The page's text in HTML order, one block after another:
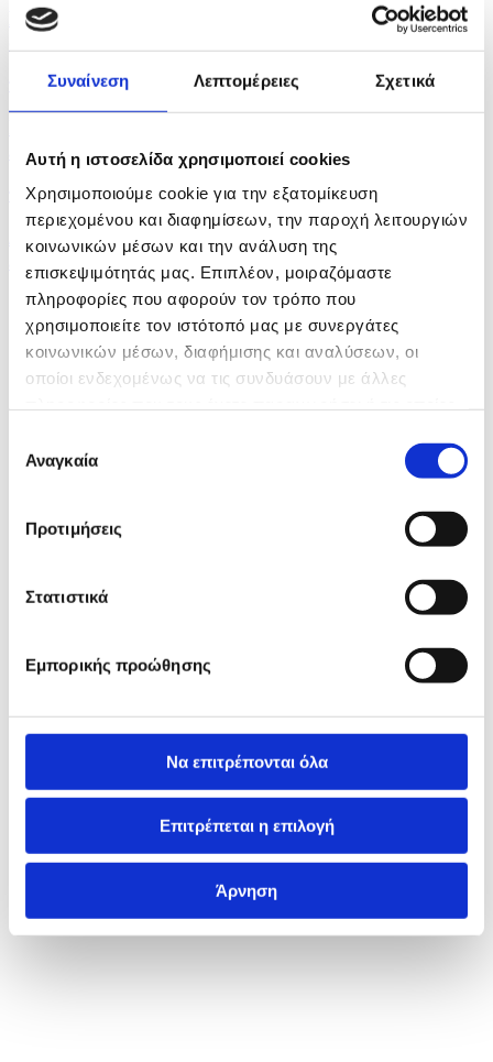
Συναίνεση Λεπτομέρειες Σχετικά
Αυτή η ιστοσελίδα χρησιμοποιεί cookies
Χρησιμοποιούμε cookie για την εξατομίκευση
περιεχομένου και διαφημίσεων, την παροχή λειτουργιών
κοινωνικών μέσων και την ανάλυση της
επισκεψιμότητάς μας. Επιπλέον, μοιραζόμαστε
πληροφορίες που αφορούν τον τρόπο που
χρησιμοποιείτε τον ιστότοπό μας με συνεργάτες
κοινωνικών μέσων, διαφήμισης και αναλύσεων, οι
οποίοι ενδεχομένως να τις συνδυάσουν με άλλες
των υπηρεσιών τους.
συγκατάθεσης
Αναγκαία
Προτιμήσεις
Στατιστικά
Εμπορικής προώθησης
Να επιτρέπονται όλα
Επιτρέπεται η επιλογή
Άρνηση
Επέστρεψαν στα κατεχόμενα οι Τ/κ που συμμετείχαν
πριν 19 λεπτά
εξαγωγών...
πριν 30 λεπτά
Διαψεύδει ο Ινφαντίνο τις καταγγελίες περί
ερωμένης...